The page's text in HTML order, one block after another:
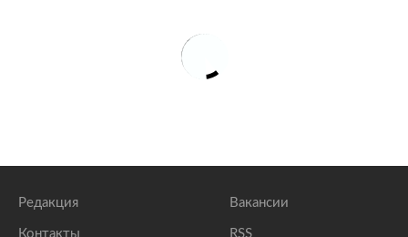
Редакция
Контакты
Вакансии
RSS